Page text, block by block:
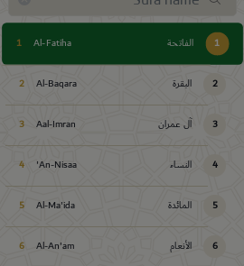
1 الفاتحة Al-Fatiha
1
2 البقرة Al-Baqara
2
3 آل عمران Aal-Imran
3
4 النساء An-Nisaa'
4
5 المائدة Al-Ma'ida
5
6 الأنعام Al-An'am
6